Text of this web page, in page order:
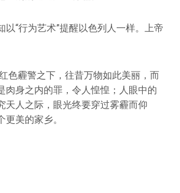
“行为艺术”提醒以色列人一样。上帝
色霾警之下，往昔万物如此美丽，而
肉身之内的罪，令人惶惶；人眼中的
天人之际，眼光终要穿过雾霾而仰
美的家乡。